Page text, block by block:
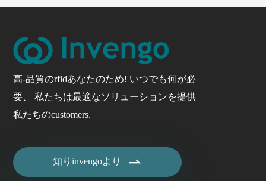
高-品質のrfidあなたのため! いつでも何が必
要、 私たちは最適なソリューションを提供
私たちのcustomers.
知りinvengoより 